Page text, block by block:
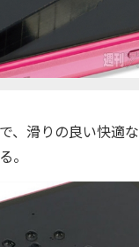
滑りの良い快適
。